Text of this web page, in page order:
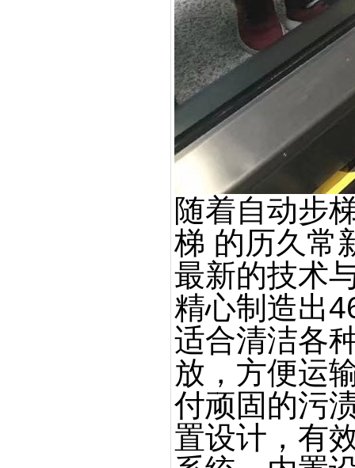
随着自动步
梯 的历久常
最新的技术
精心制造出
适合清洁各
放，方便运
付顽固的污
置设计，有